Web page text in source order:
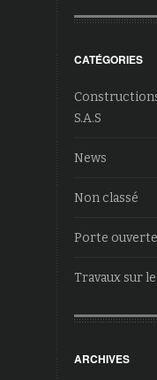
CATÉGORIES
S.A.S
News
Non classé
Porte
Travaux sur
ARCHIVES